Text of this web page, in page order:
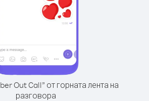
Out Call” от горната лента на
разговора